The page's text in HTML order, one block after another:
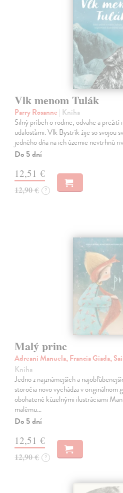
Vlk menom Tulák
Parry Rosanne | Kniha
Silný príbeh o rodine, odvahe a
udalosťami. Vlk Bystrík žije so svojou
jedného dňa na ich územie nevtrhnú
Do 5 dní
12,51 €
12,90 € ?
Malý princ
Adreani Manuela, Francia Giada,
Kniha
Jedno z najznámejších a
storočia novo vychádza v originálnom
obohatené kúzelnými ilustráciami
malému…
Do 5 dní
12,51 €
12,90 € ?